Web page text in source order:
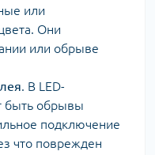
или
Они
или обрыве
. В LED-
быть обрывы
подключение
что поврежден